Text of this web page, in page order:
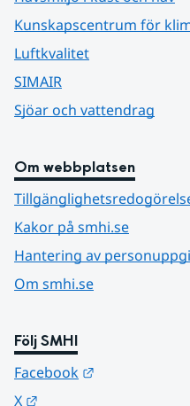
Kunskapscentrum för
Luftkvalitet
SIMAIR
Sjöar och vattendrag
Om webbplatsen
Kakor på smhi.se
Hantering av
Om smhi.se
Följ SMHI
Facebook
X